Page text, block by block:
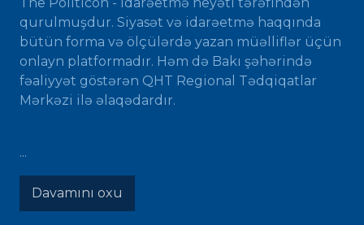
qurulmuşdur. Siyasət və idarəetmə haqqında
bütün forma və ölçülərdə yazan müəlliflər üçün
onlayn platformadır. Həm də Bakı şəhərində
fəaliyyət göstərən QHT Regional Tədqiqatlar
Mərkəzi ilə əlaqədardır.
...
Davamını oxu